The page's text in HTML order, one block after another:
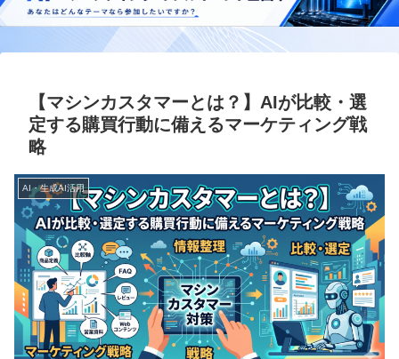
【マシンカスタマーとは？】AIが比較・選
定する購買行動に備えるマーケティング戦
略
AI・生成AI活用